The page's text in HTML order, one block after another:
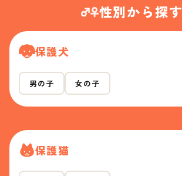
性別から探す
保護犬
男の子 女の子
保護猫